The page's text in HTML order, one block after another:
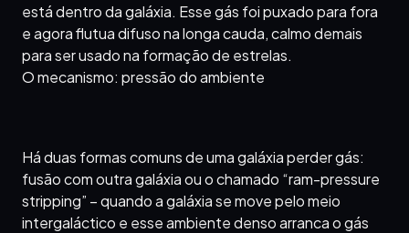
está dentro da galáxia. Esse gás foi puxado para fora
e agora flutua difuso na longa cauda, calmo demais
para ser usado na formação de estrelas.
O mecanismo: pressão do ambiente
Há duas formas comuns de uma galáxia perder gás:
fusão com outra galáxia ou o chamado “ram-pressure
stripping” – quando a galáxia se move pelo meio
intergaláctico e esse ambiente denso arranca o gás